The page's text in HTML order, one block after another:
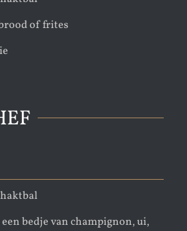
of frites
bedje van champignon, ui,